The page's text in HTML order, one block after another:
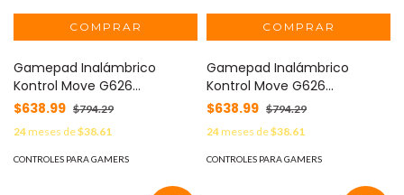
Gamepad Inalámbrico
Kontrol Move G626
BALAMRUSH LEGEND SERIES -
$638.99 $794.29
24meses de$38.61
CONTROLES PARA GAMERS
Gamepad Inalámbrico
Kontrol Move G626
BALAMRUSH LEGEND SERIES -
$638.99 $794.29
24meses de$38.61
CONTROLES PARA GAMERS